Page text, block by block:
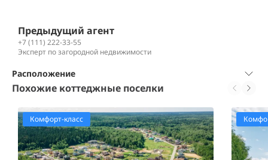
Предыдущий агент
+7 (111) 222-33-55
Эксперт по загородной недвижимости
Расположение
Похожие коттеджные поселки
Комфорт-класс